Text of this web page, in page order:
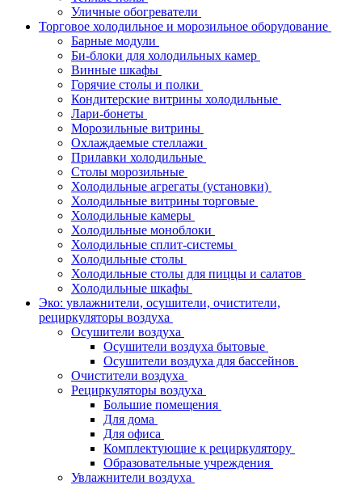
Уличные обогреватели
Торговое холодильное и морозильное оборудование
Барные модули
Би-блоки для холодильных камер
Винные шкафы
Горячие столы и полки
Кондитерские витрины холодильные
Лари-бонеты
Морозильные витрины
Охлаждаемые стеллажи
Прилавки холодильные
Столы морозильные
Холодильные агрегаты (установки)
Холодильные витрины торговые
Холодильные камеры
Холодильные моноблоки
Холодильные сплит-системы
Холодильные столы
Холодильные столы для пиццы и салатов
Холодильные шкафы
Эко: увлажнители, осушители, очистители,
рециркуляторы воздуха
Осушители воздуха
Осушители воздуха бытовые
Осушители воздуха для бассейнов
Очистители воздуха
Рециркуляторы воздуха
Большие помещения
Для дома
Для офиса
Комплектующие к рециркулятору
Образовательные учреждения
Увлажнители воздуха